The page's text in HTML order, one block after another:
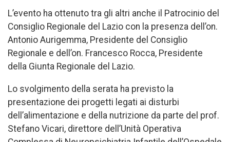
L’evento ha ottenuto tra gli altri anche il Patrocinio del
Consiglio Regionale del Lazio con la presenza dell’on.
Antonio Aurigemma, Presidente del Consiglio
Regionale e dell’on. Francesco Rocca, Presidente
della Giunta Regionale del Lazio.
Lo svolgimento della serata ha previsto la
presentazione dei progetti legati ai disturbi
dell’alimentazione e della nutrizione da parte del prof.
Stefano Vicari, direttore dell’Unità Operativa